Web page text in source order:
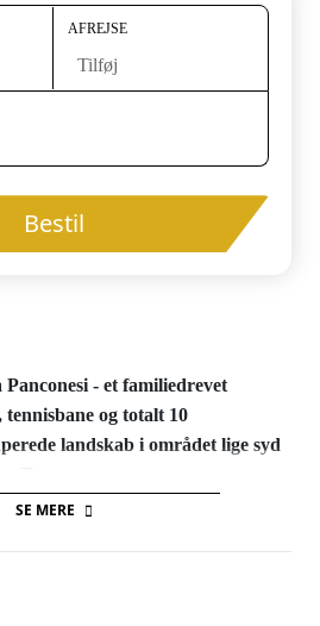
- et familiedrevet
og totalt 10
landskab i området lige syd
ligger i de gamle landhuse og
godt køkken - alle med eget
er ejet af familien Panconesi
SE MERE
AFREJSE
Tilføj
Bestil